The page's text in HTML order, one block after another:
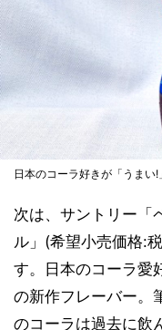
日本のコーラ好きが「うまい
次は、サントリー「
ル」(希望小売価格:
す。日本のコーラ愛
の新作フレーバー。
のコーラは過去に飲